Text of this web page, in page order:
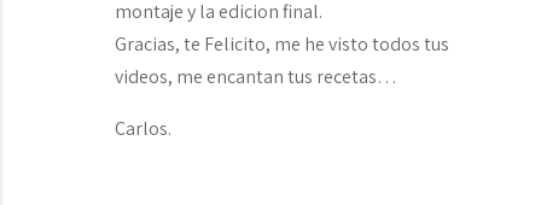
montaje y la edicion final.
Gracias, te Felicito, me he visto todos tus
videos, me encantan tus recetas…
Carlos.